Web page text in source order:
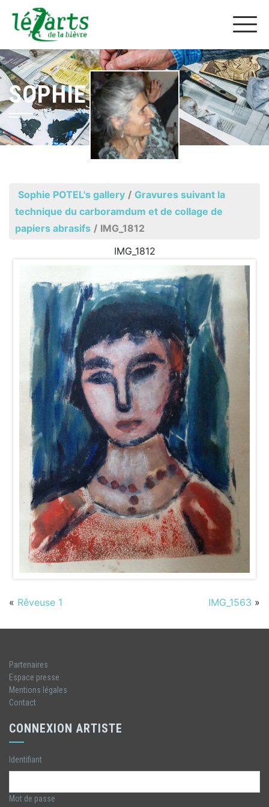
SOPHIE POTEL
Sophie POTEL's gallery / Gravures suivant la
technique du carboramdum et de collage de
papiers abrasifs / IMG_1812
IMG_1812
« Rêveuse 1 IMG_1563 »
Partenaires
Espace presse
Mentions légales
Contact
CONNEXION ARTISTE
Identifiant
Mot de passe